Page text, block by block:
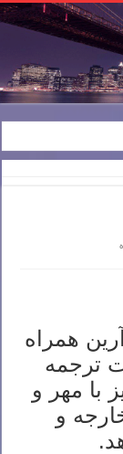
همراه
ترجمه
با مهر و
و